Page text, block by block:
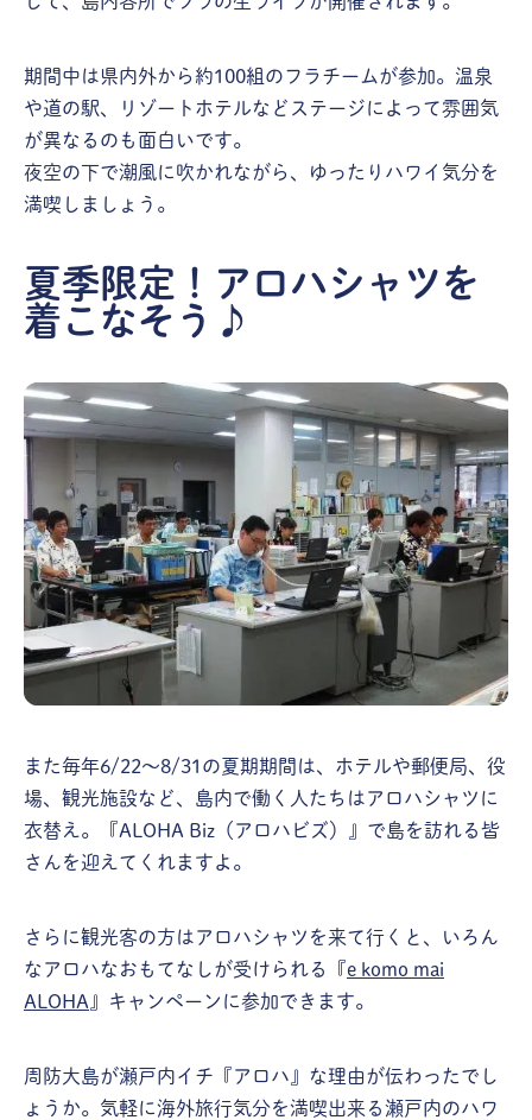
期間中は県内外から約100組のフラチームが参加。温泉
や道の駅、リゾートホテルなどステージによって雰囲気
が異なるのも面白いです。
夜空の下で潮風に吹かれながら、ゆったりハワイ気分を
満喫しましょう。
夏季限定！アロハシャツを
着こなそう♪
また毎年6/22〜8/31の夏期期間は、ホテルや郵便局、役
場、観光施設など、島内で働く人たちはアロハシャツに
衣替え。『ALOHA Biz（アロハビズ）』で島を訪れる皆
さんを迎えてくれますよ。
さらに観光客の方はアロハシャツを来て行くと、いろん
なアロハなおもてなしが受けられる『e komo mai
ALOHA 』キャンペーンに参加できます。
周防大島が瀬戸内イチ『アロハ』な理由が伝わったでし
ょうか。気軽に海外旅行気分を満喫出来る瀬戸内のハワ